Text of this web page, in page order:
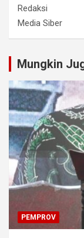
Redaksi
Media Siber
Mungkin
PEMPROV